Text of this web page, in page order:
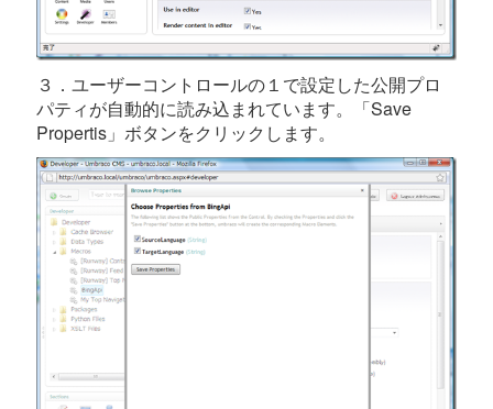
３．ユーザーコントロールの１で設定した公開プロ
パティが自動的に読み込まれています。「Save
Propertis」ボタンをクリックします。